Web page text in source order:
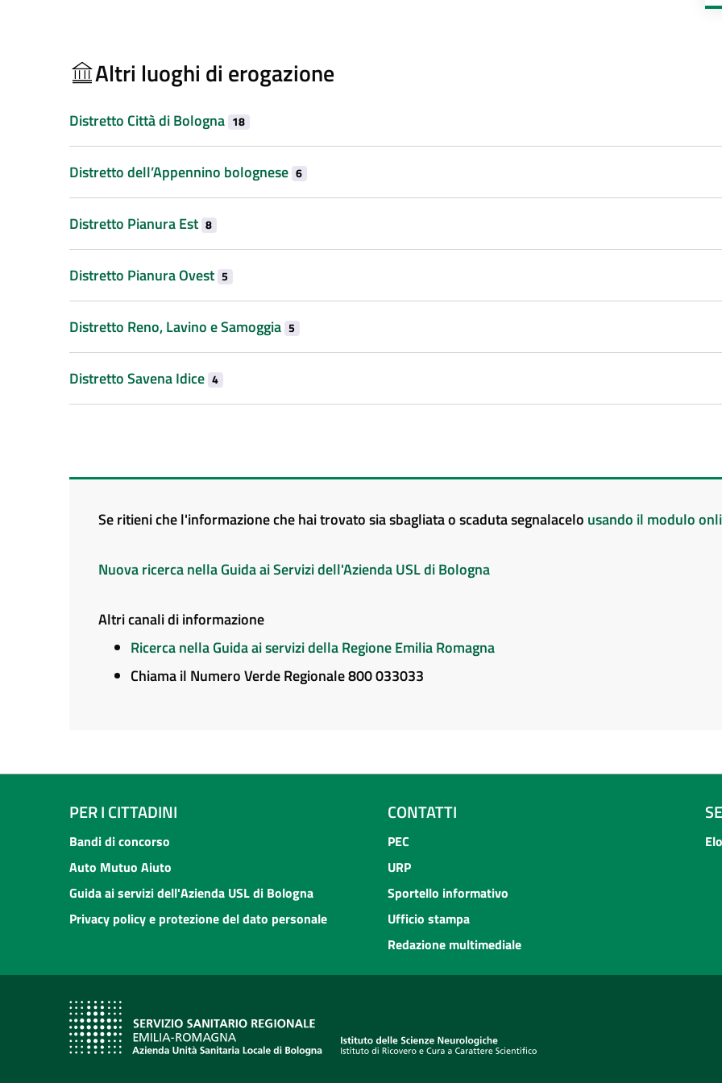
Altri luoghi di erogazione
Distretto Città di Bologna 18
Distretto dell’Appennino bolognese 6
Distretto Pianura Est 8
Distretto Pianura Ovest 5
Distretto Reno, Lavino e Samoggia 5
Distretto Savena Idice 4
Se ritieni che l'informazione che hai trovato sia sbagliata o scaduta segnalacelo usando il modulo
Nuova ricerca nella Guida ai Servizi dell'Azienda USL di Bologna
Altri canali di informazione
Ricerca nella Guida ai servizi della Regione Emilia Romagna
Chiama il Numero Verde Regionale 800 033033
PER I CITTADINI
Bandi di concorso
Auto Mutuo Aiuto
Guida ai servizi dell'Azienda USL di Bologna
Privacy policy e protezione del dato personale
CONTATTI
PEC
URP
Sportello informativo
Ufficio stampa
Redazione multimediale